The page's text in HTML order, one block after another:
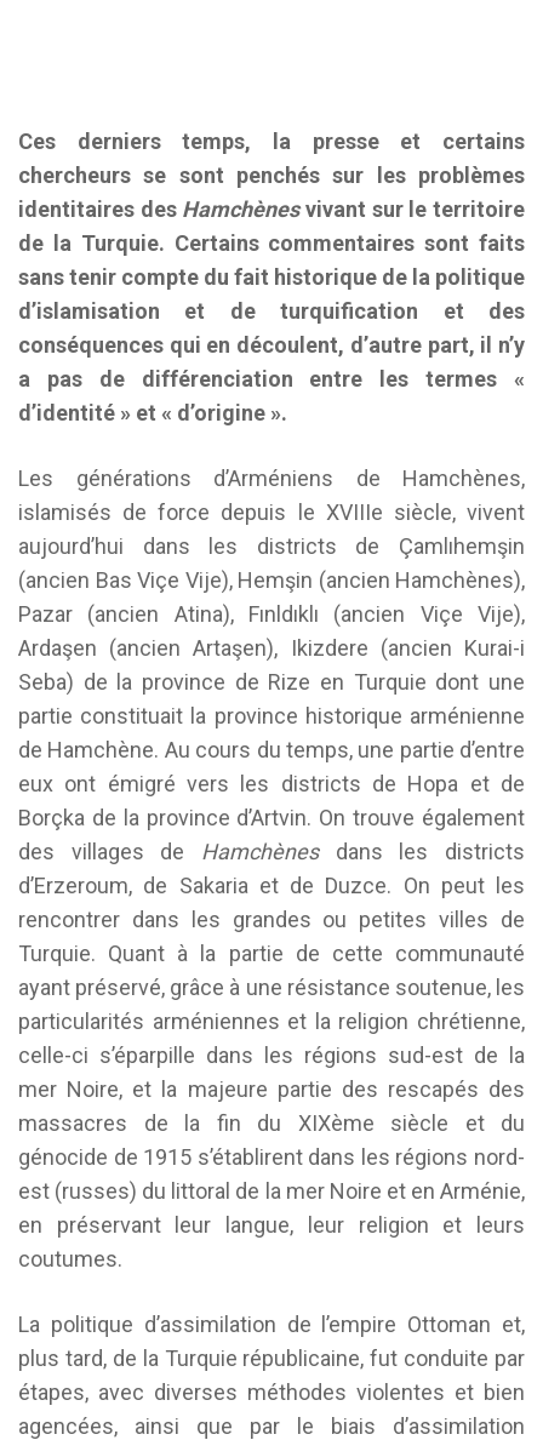
Ces derniers temps, la presse et certains
chercheurs se sont penchés sur les problèmes
identitaires des Hamchènesvivant sur le territoire
de la Turquie. Certains commentaires sont faits
sans tenir compte du fait historique de la politique
d’islamisation et de turquification et des
conséquences qui en découlent, d’autre part, il n’y
a pas de différenciation entre les termes «
d’identité » et « d’origine ».
Les générations d’Arméniens de Hamchènes,
islamisés de force depuis le XVIIIe siècle, vivent
aujourd’hui dans les districts de Çamlıhemşin
(ancien Bas Viçe Vije), Hemşin (ancien Hamchènes),
Pazar (ancien Atina), Fınldıklı (ancien Viçe Vije),
Ardaşen (ancien Artaşen), Ikizdere (ancien Kurai-i
Seba) de la province de Rize en Turquie dont une
partie constituait la province historique arménienne
de Hamchène. Au cours du temps, une partie d’entre
eux ont émigré vers les districts de Hopa et de
Borçka de la province d’Artvin. On trouve également
des villages de Hamchènesdans les districts
d’Erzeroum, de Sakaria et de Duzce. On peut les
rencontrer dans les grandes ou petites villes de
Turquie. Quant à la partie de cette communauté
ayant préservé, grâce à une résistance soutenue, les
particularités arméniennes et la religion chrétienne,
celle-ci s’éparpille dans les régions sud-est de la
mer Noire, et la majeure partie des rescapés des
massacres de la fin du XIXème siècle et du
génocide de 1915 s’établirent dans les régions nord-
est (russes) du littoral de la mer Noire et en Arménie,
en préservant leur langue, leur religion et leurs
coutumes.
La politique d’assimilation de l’empire Ottoman et,
plus tard, de la Turquie républicaine, fut conduite par
étapes, avec diverses méthodes violentes et bien
agencées, ainsi que par le biais d’assimilation